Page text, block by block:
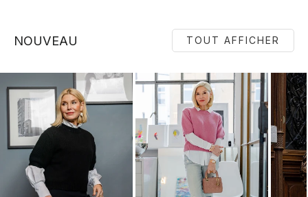
NOUVEAU TOUT AFFICHER